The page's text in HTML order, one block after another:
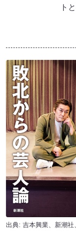
ト
出典: 吉本興業、新潮社